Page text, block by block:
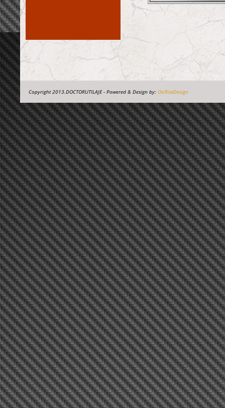
Copyright 2013.DOCTORUTILAJE - Powered & Design by: OsiRissDesign